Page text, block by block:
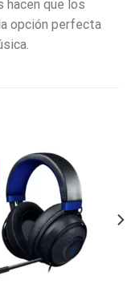
que los
opción perfecta